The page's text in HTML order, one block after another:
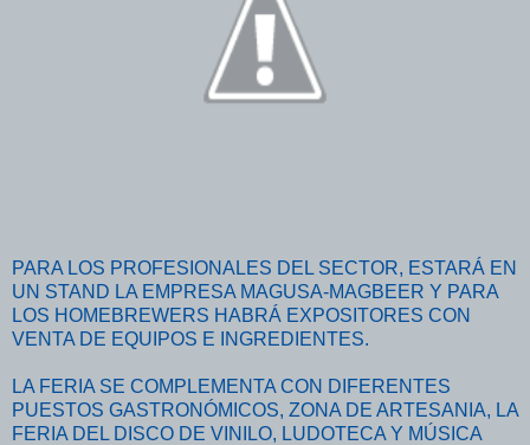
PARA LOS PROFESIONALES DEL SECTOR, ESTARÁ EN
UN STAND LA EMPRESA MAGUSA-MAGBEER Y PARA
LOS HOMEBREWERS HABRÁ EXPOSITORES CON
VENTA DE EQUIPOS E INGREDIENTES.
LA FERIA SE COMPLEMENTA CON DIFERENTES
PUESTOS GASTRONÓMICOS, ZONA DE ARTESANIA, LA
FERIA DEL DISCO DE VINILO, LUDOTECA Y MÚSICA